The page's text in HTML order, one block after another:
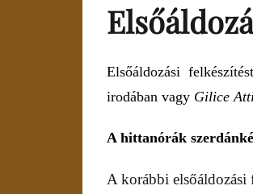
Elsőáldozási
irodában vagy Gilice
A hittanórák
A korábbi